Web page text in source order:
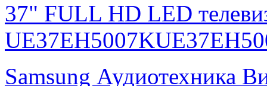
37" FULL HD LED
Samsung Аудиотехника